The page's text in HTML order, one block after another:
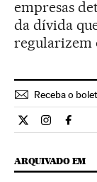
empresas
da dívida
regularizem
Receba o
Internacional
ARQUIVADO EM